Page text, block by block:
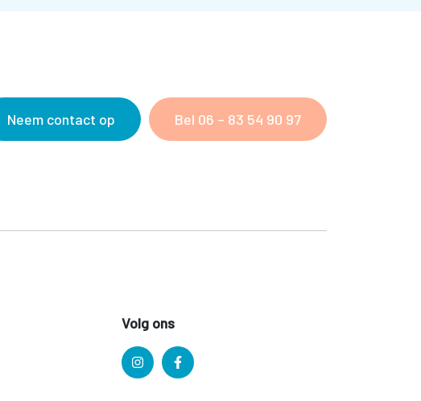
Neem contact op Bel 06 – 83 54 90 97
Volg ons